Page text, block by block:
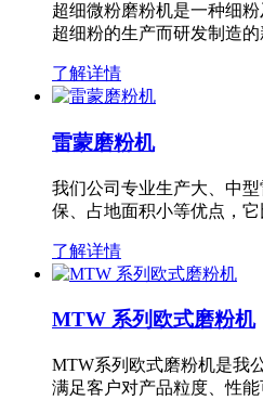
超细微粉磨粉机是一种细
超细粉的生产而研发制造
了解详情
雷蒙磨粉机
我们公司专业生产大、中
保、占地面积小等优点，
了解详情
MTW 系列欧式磨粉机
MTW系列欧式磨粉机是我
满足客户对产品粒度、性